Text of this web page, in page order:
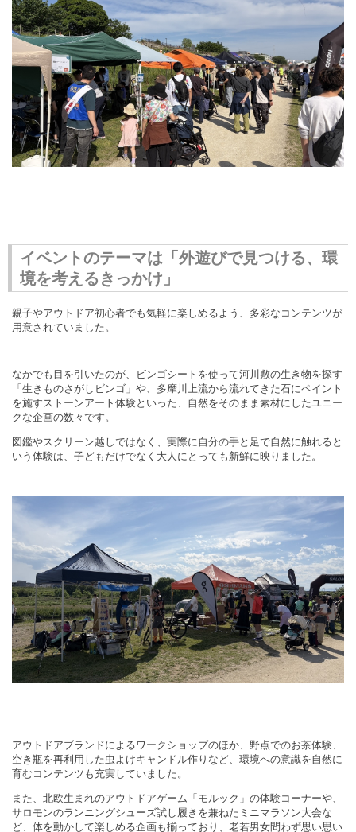
イベントのテーマは「外遊びで見つける、環
境を考えるきっかけ」
親子やアウトドア初心者でも気軽に楽しめるよう、多彩なコンテンツが
用意されていました。
なかでも目を引いたのが、ビンゴシートを使って河川敷の生き物を探す
「生きものさがしビンゴ」や、多摩川上流から流れてきた石にペイント
を施すストーンアート体験といった、自然をそのまま素材にしたユニー
クな企画の数々です。
図鑑やスクリーン越しではなく、実際に自分の手と足で自然に触れると
いう体験は、子どもだけでなく大人にとっても新鮮に映りました。
アウトドアブランドによるワークショップのほか、野点でのお茶体験、
空き瓶を再利用した虫よけキャンドル作りなど、環境への意識を自然に
育むコンテンツも充実していました。
また、北欧生まれのアウトドアゲーム「モルック」の体験コーナーや、
サロモンのランニングシューズ試し履きを兼ねたミニマラソン大会な
ど、体を動かして楽しめる企画も揃っており、老若男女問わず思い思い